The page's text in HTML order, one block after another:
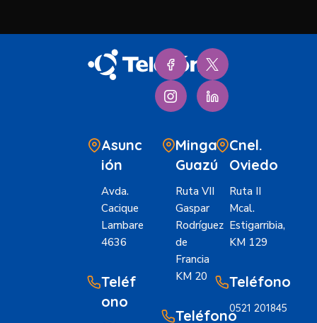
Asunc
ión
Avda.
Cacique
Lambare
4636
Teléf
ono
Minga
Guazú
Ruta VII
Gaspar
Rodríguez
de
Francia
KM 20
Teléfono
Cnel.
Oviedo
Ruta II
Mcal.
Estigarribia,
KM 129
Teléfono
0521 201845